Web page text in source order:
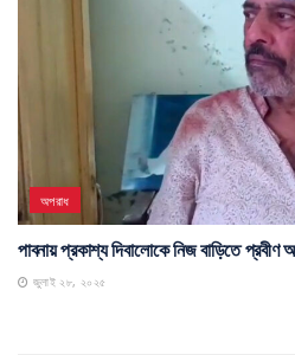
অপরাধ
পাবনায় প্রকাশ্য দিবালোকে নিজ বাড়িতে
জুলাই ২৮, ২০২৫